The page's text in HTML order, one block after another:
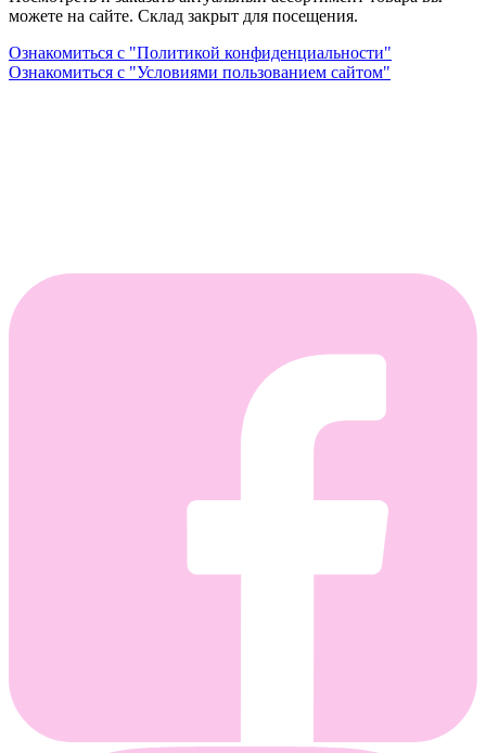
можете на сайте. Склад закрыт для посещения.
Ознакомиться с "Политикой конфиденциальности"
Ознакомиться с "Условиями пользованием сайтом"